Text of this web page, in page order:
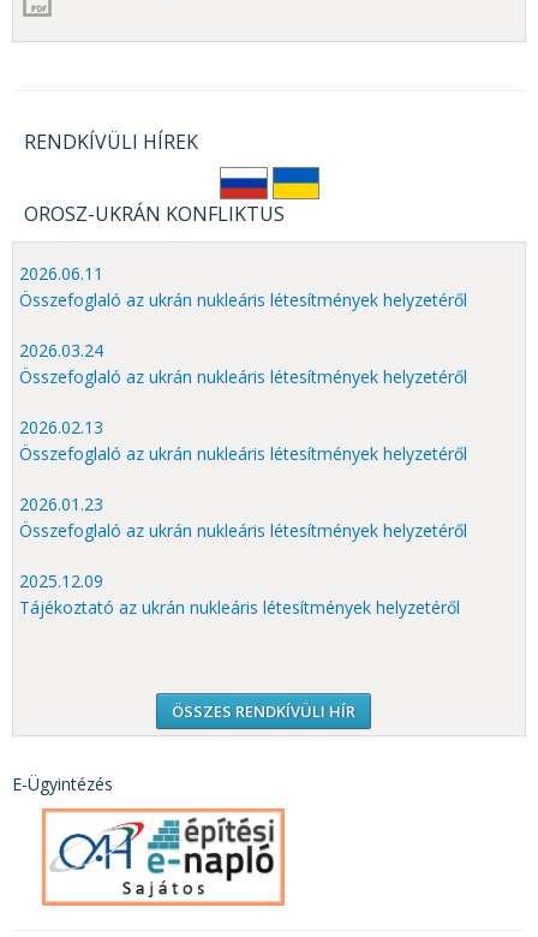
RENDKÍVÜLI HÍREK
OROSZ-UKRÁN KONFLIKTUS
2026.06.11
Összefoglaló az ukrán nukleáris létesítmények helyzetéről
2026.03.24
Összefoglaló az ukrán nukleáris létesítmények helyzetéről
2026.02.13
Összefoglaló az ukrán nukleáris létesítmények helyzetéről
2026.01.23
Összefoglaló az ukrán nukleáris létesítmények helyzetéről
2025.12.09
Tájékoztató az ukrán nukleáris létesítmények helyzetéről
ÖSSZES RENDKÍVÜLI HÍR
E-Ügyintézés